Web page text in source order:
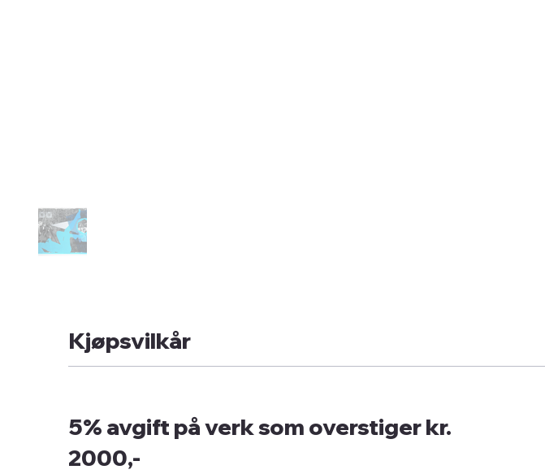
Kjøpsvilkår
5% avgift på verk som overstiger kr.
2000,-